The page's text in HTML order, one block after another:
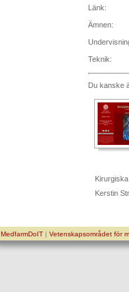
Länk:
Ämnen:
Teknik:
Du kanske
Kerstin
MedfarmDoIT| Vetenskapsområdet för